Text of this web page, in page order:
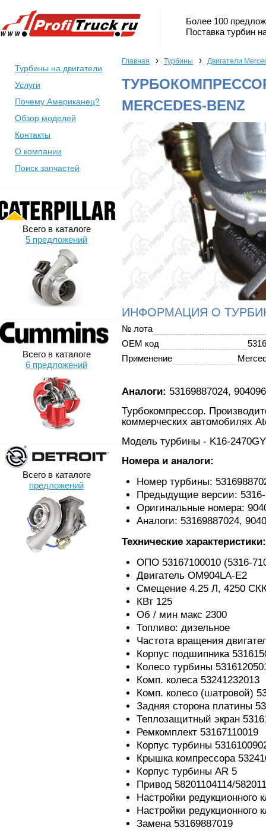
Более 100
Поставка турбин
Турбины на двигатели
Услуги
Почему Американец?
Обзор моделей
Контакты
О компании
Поиск запчастей
Всего в каталоге
5 предложений
Всего в каталоге
6 предложений
Всего в каталоге
предложений
Главная › Турбины › Двигатели
ТУРБОКОМПРЕССОР
MERCEDES-BENZ
ИНФОРМАЦИЯ О
№ лота
OEM код
Применение
Аналоги: 53169887024,
Турбокомпрессор.
коммерческих автомобилях
Модель турбины - K16-
Номера и аналоги:
Номер турбины:
Предыдущие версии: 5316-
Оригинальные номера:
Аналоги: 53169887024,
Технические характеристики:
ОПО 53167100010 (5316-
Двигатель OM904LA-E2
Смещение 4.25 Л, 4250
КВт 125
Об / мин макс 2300
Топливо: дизельное
Частота вращения
Корпус подшипника
Колесо турбины
Комп. колеса 53241232013
Комп. колесо (шатровой)
Задняя сторона платины
Теплозащитный экран
Ремкомплект 53167110019
Корпус турбины
Крышка компрессора
Корпус турбины AR 5
Привод 58201104114/
Настройки редукционного
Настройки
Замена 53169887019